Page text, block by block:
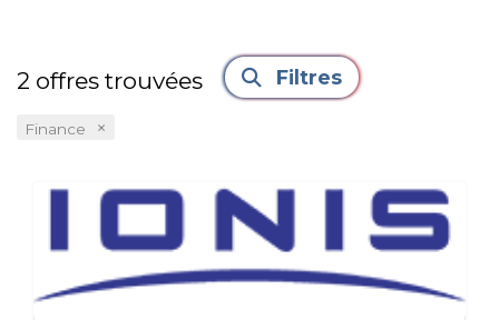
2 offres trouvées Filtres
Finance ×